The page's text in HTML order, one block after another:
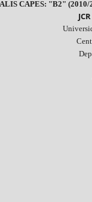
CAPES: "B2"